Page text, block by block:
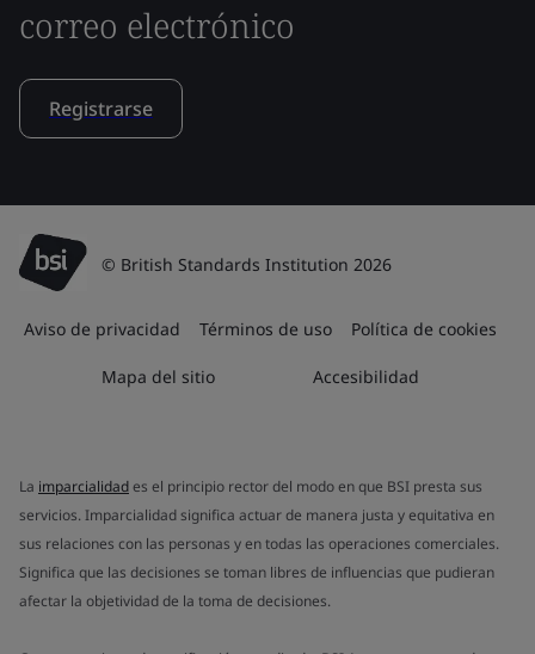
correo electrónico
Registrarse
© British Standards Institution 2026
Aviso de privacidad Términos de uso Política de cookies
Mapa del sitio Accesibilidad
La imparcialidades el principio rector del modo en que BSI presta sus
servicios. Imparcialidad significa actuar de manera justa y equitativa en
sus relaciones con las personas y en todas las operaciones comerciales.
Significa que las decisiones se toman libres de influencias que pudieran
afectar la objetividad de la toma de decisiones.